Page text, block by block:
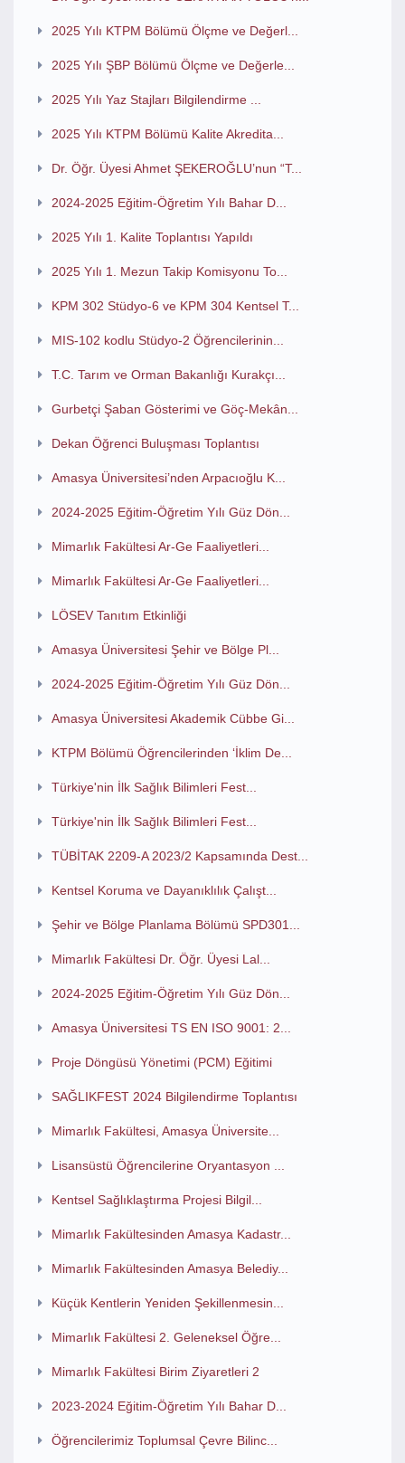
2025 Yılı KTPM Bölümü Ölçme ve Değerl...
2025 Yılı ŞBP Bölümü Ölçme ve Değerle...
2025 Yılı Yaz Stajları Bilgilendirme ...
2025 Yılı KTPM Bölümü Kalite Akredita...
Dr. Öğr. Üyesi Ahmet ŞEKEROĞLU’nun “T...
2024-2025 Eğitim-Öğretim Yılı Bahar D...
2025 Yılı 1. Kalite Toplantısı Yapıldı
2025 Yılı 1. Mezun Takip Komisyonu To...
KPM 302 Stüdyo-6 ve KPM 304 Kentsel T...
MIS-102 kodlu Stüdyo-2 Öğrencilerinin...
T.C. Tarım ve Orman Bakanlığı Kurakçı...
Gurbetçi Şaban Gösterimi ve Göç-Mekân...
Dekan Öğrenci Buluşması Toplantısı
Amasya Üniversitesi’nden Arpacıoğlu K...
2024-2025 Eğitim-Öğretim Yılı Güz Dön...
Mimarlık Fakültesi Ar-Ge Faaliyetleri...
Mimarlık Fakültesi Ar-Ge Faaliyetleri...
LÖSEV Tanıtım Etkinliği
Amasya Üniversitesi Şehir ve Bölge Pl...
2024-2025 Eğitim-Öğretim Yılı Güz Dön...
Amasya Üniversitesi Akademik Cübbe Gi...
KTPM Bölümü Öğrencilerinden ‘İklim De...
Türkiye'nin İlk Sağlık Bilimleri Fest...
Türkiye'nin İlk Sağlık Bilimleri Fest...
TÜBİTAK 2209-A 2023/2 Kapsamında Dest...
Kentsel Koruma ve Dayanıklılık Çalışt...
Şehir ve Bölge Planlama Bölümü SPD301...
Mimarlık Fakültesi Dr. Öğr. Üyesi Lal...
2024-2025 Eğitim-Öğretim Yılı Güz Dön...
Amasya Üniversitesi TS EN ISO 9001: 2...
Proje Döngüsü Yönetimi (PCM) Eğitimi
SAĞLIKFEST 2024 Bilgilendirme Toplantısı
Mimarlık Fakültesi, Amasya Üniversite...
Lisansüstü Öğrencilerine Oryantasyon ...
Kentsel Sağlıklaştırma Projesi Bilgil...
Mimarlık Fakültesinden Amasya Kadastr...
Mimarlık Fakültesinden Amasya Belediy...
Küçük Kentlerin Yeniden Şekillenmesin...
Mimarlık Fakültesi 2. Geleneksel Öğre...
Mimarlık Fakültesi Birim Ziyaretleri 2
2023-2024 Eğitim-Öğretim Yılı Bahar D...
Öğrencilerimiz Toplumsal Çevre Bilinc...